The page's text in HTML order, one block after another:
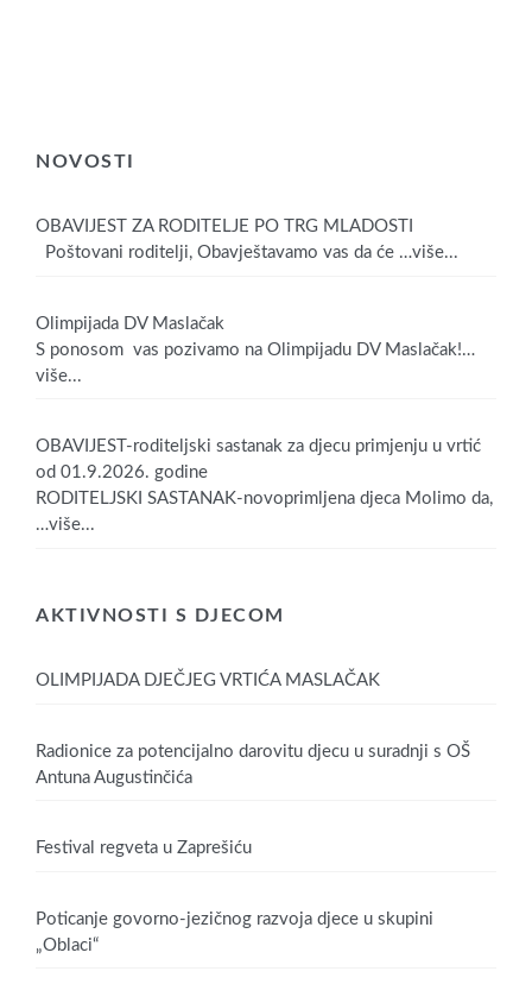
NOVOSTI
OBAVIJEST ZA RODITELJE PO TRG MLADOSTI
Poštovani roditelji, Obavještavamo vas da će …više...
Olimpijada DV Maslačak
S ponosom vas pozivamo na Olimpijadu DV Maslačak!…
više...
OBAVIJEST-roditeljski sastanak za djecu primjenju u vrtić
od 01.9.2026. godine
RODITELJSKI SASTANAK-novoprimljena djeca Molimo da,
…više...
AKTIVNOSTI S DJECOM
OLIMPIJADA DJEČJEG VRTIĆA MASLAČAK
Radionice za potencijalno darovitu djecu u suradnji s OŠ
Antuna Augustinčića
Festival regveta u Zaprešiću
Poticanje govorno-jezičnog razvoja djece u skupini
„Oblaci“